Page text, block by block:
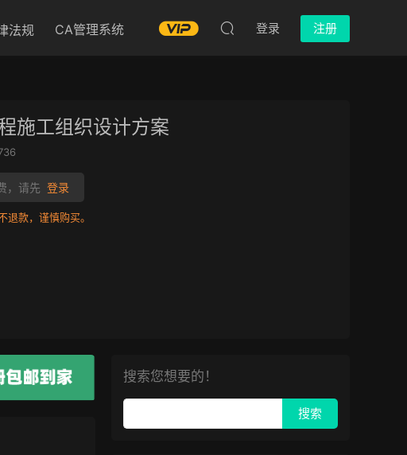
法规 CA管理系统 登录 注册
施工组织设计方案
，请先 登录
款，谨慎购买。
搜索您想要的！